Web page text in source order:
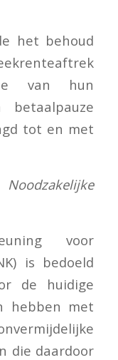
het behoud
van hun
betaalpauze
tot en met
voor
is bedoeld
de huidige
hebben met
die daardoor